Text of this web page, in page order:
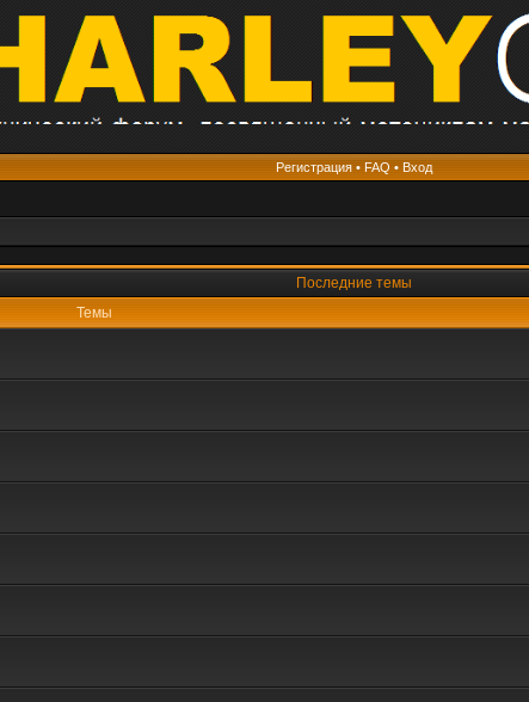
Регистрация• FAQ • Вход
Последние темы
Темы